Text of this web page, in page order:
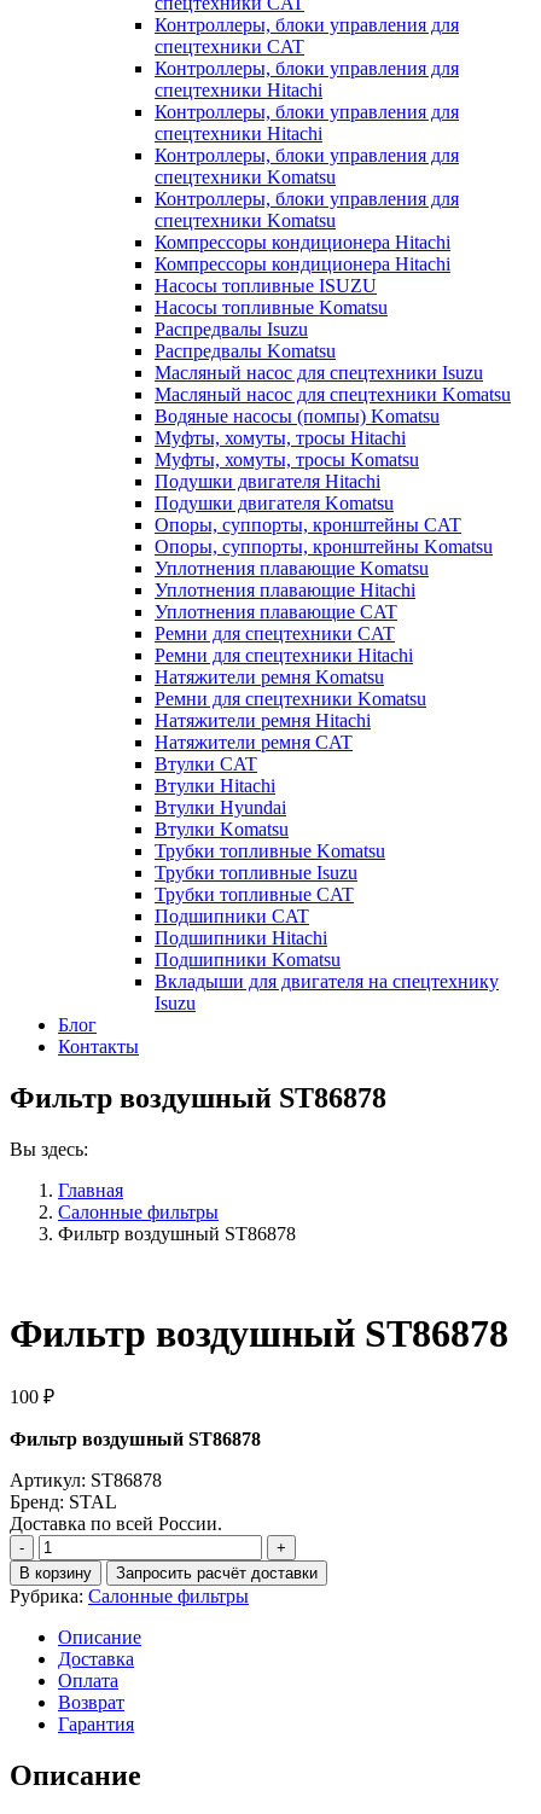
Контроллеры, блоки управления для
спецтехники CAT
Контроллеры, блоки управления для
спецтехники Hitachi
Контроллеры, блоки управления для
спецтехники Hitachi
Контроллеры, блоки управления для
спецтехники Komatsu
Контроллеры, блоки управления для
спецтехники Komatsu
Компрессоры кондиционера Hitachi
Компрессоры кондиционера Hitachi
Насосы топливные ISUZU
Насосы топливные Komatsu
Распредвалы Isuzu
Распредвалы Komatsu
Масляный насос для спецтехники Isuzu
Масляный насос для спецтехники Komatsu
Водяные насосы (помпы) Komatsu
Муфты, хомуты, тросы Hitachi
Муфты, хомуты, тросы Komatsu
Подушки двигателя Hitachi
Подушки двигателя Komatsu
Опоры, суппорты, кронштейны CAT
Опоры, суппорты, кронштейны Komatsu
Уплотнения плавающие Komatsu
Уплотнения плавающие Hitachi
Уплотнения плавающие CAT
Ремни для спецтехники CAT
Ремни для спецтехники Hitachi
Натяжители ремня Komatsu
Ремни для спецтехники Komatsu
Натяжители ремня Hitachi
Натяжители ремня CAT
Втулки CAT
Втулки Hitachi
Втулки Hyundai
Втулки Komatsu
Трубки топливные Komatsu
Трубки топливные Isuzu
Трубки топливные CAT
Подшипники CAT
Подшипники Hitachi
Подшипники Komatsu
Вкладыши для двигателя на спецтехнику
Isuzu
Блог
Контакты
Фильтр воздушный ST86878
Вы здесь:
Главная
Салонные фильтры
Фильтр воздушный ST86878
Фильтр воздушный ST86878
100 ₽
Фильтр воздушный ST86878
Артикул: ST86878
Бренд: STAL
Доставка по всей России.
Количество
Фильтр
воздушный
ST86878
В корзину Запросить расчёт доставки
Рубрика: Салонные фильтры
Описание
Доставка
Оплата
Возврат
Гарантия
Описание